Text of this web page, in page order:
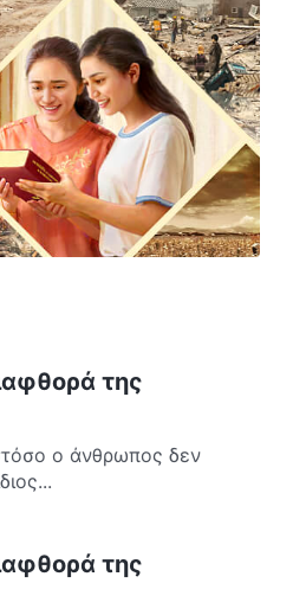
της
ο άνθρωπος δεν
της